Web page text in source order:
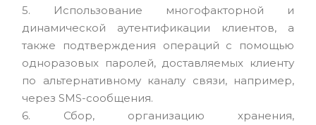
5. Использование многофакторной и
динамической аутентификации клиентов, а
также подтверждения операций с помощью
одноразовых паролей, доставляемых клиенту
по альтернативному каналу связи, например,
через SMS-сообщения.
6. Сбор, организацию хранения,